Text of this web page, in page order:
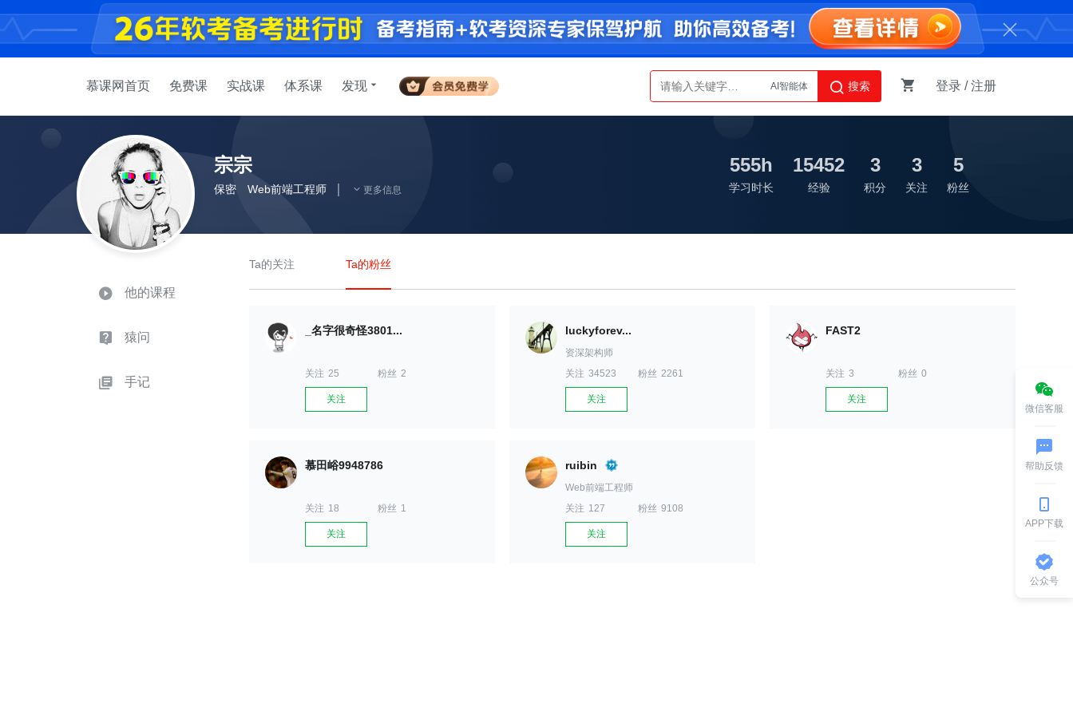
慕课网首页 免费课 实战课 体系课 发现
AI智能体
Python
搜索 登录 /注册
宗宗
保密 Web前端工程师 更多信息
555h
学习时长
15452
经验
3
积分
3
关注
5
粉丝
他的课程
猿问
手记
Ta的关注 Ta的粉丝
_名字很奇怪3801...
关注 25 粉丝 2
关注
luckyforev...
资深架构师
关注 34523 粉丝 2261
关注
FAST2
关注 3 粉丝 0
关注
慕田峪9948786
关注 18 粉丝 1
关注
ruibin
Web前端工程师
关注 127 粉丝 9108
关注
微信客服
帮助反馈
APP下载
公众号